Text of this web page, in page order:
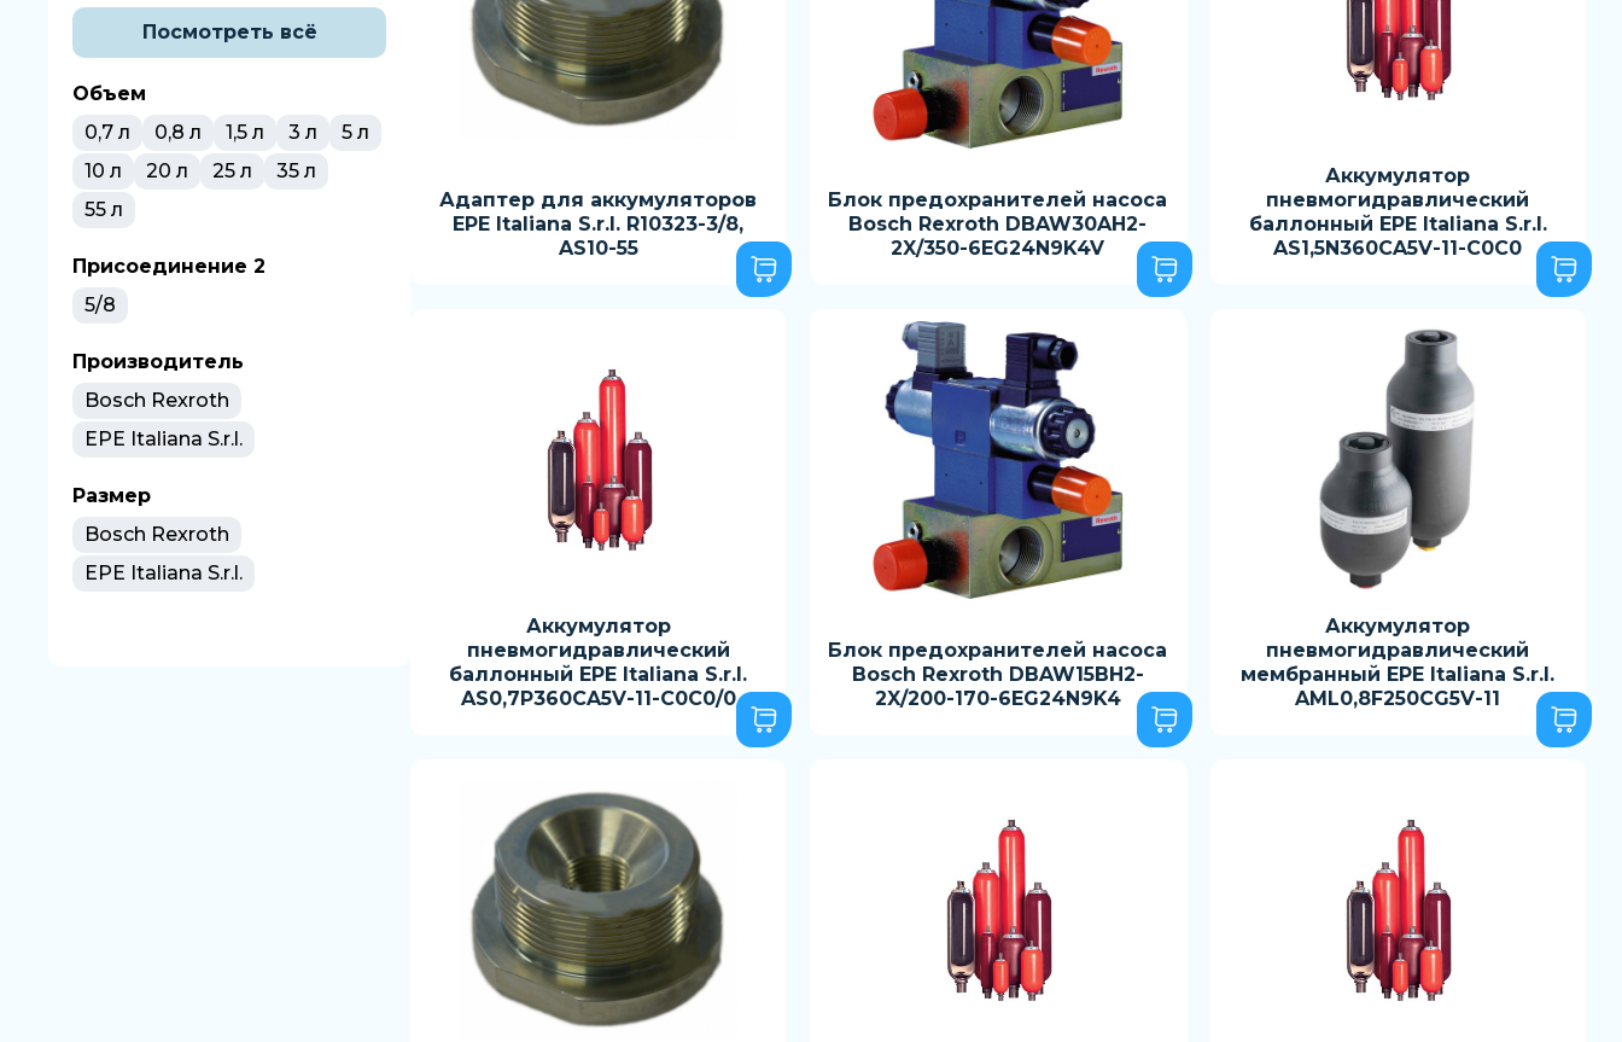
Комплект
заряднопроверочного
устройства
Кронштейн
Хомут монтажный
Посмотреть всё
Объем
0,7 л
0,8 л 1,5 л 3 л
5 л
10 л
20 л 25 л
35 л
55 л
Присоединение 2
5/8
Производитель
Bosch Rexroth
EPE Italiana S.r.l.
Размер
Bosch Rexroth
EPE Italiana S.r.l.
Адаптер для аккумуляторов
EPE Italiana S.r.l. R10323-3/8,
AS10-55
Блок предохранителей насоса
Bosch Rexroth DBAW30AH2-
2X/350-6EG24N9K4V
Аккумулятор
пневмогидравлический
баллонный EPE Italiana S.r.l.
AS1,5N360CA5V-11-C0C0
Аккумулятор
пневмогидравлический
баллонный EPE Italiana S.r.l.
AS0,7P360CA5V-11-C0C0/0
Блок предохранителей насоса
Bosch Rexroth DBAW15BH2-
2X/200-170-6EG24N9K4
Аккумулятор
пневмогидравлический
мембранный EPE Italiana S.r.l.
AML0,8F250CG5V-11